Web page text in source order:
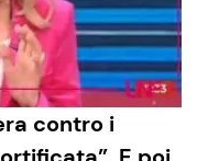
contro i